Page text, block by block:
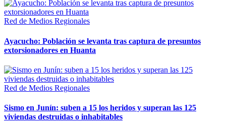
Red de Medios Regionales
Ayacucho: Población se levanta tras captura de presuntos
extorsionadores en Huanta
Red de Medios Regionales
Sismo en Junín: suben a 15 los heridos y superan las 125
viviendas destruidas o inhabitables